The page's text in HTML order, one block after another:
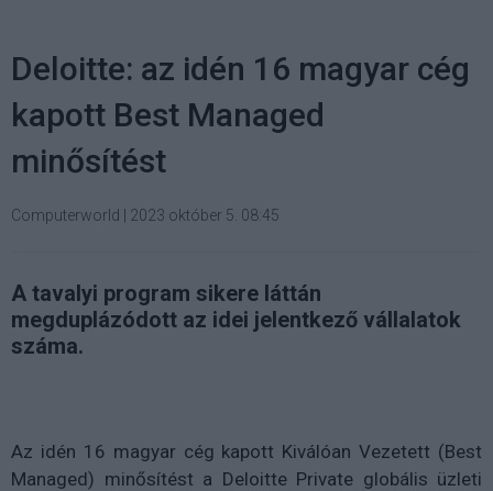
Deloitte: az idén 16 magyar cég
kapott Best Managed
minősítést
Computerworld 2023 október 5. 08:45
A tavalyi program sikere láttán
megduplázódott az idei jelentkező vállalatok
száma.
Az idén 16 magyar cég kapott Kiválóan Vezetett (Best
Managed) minősítést a Deloitte Private globális üzleti